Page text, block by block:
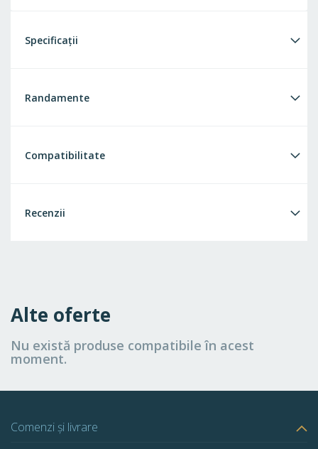
Specificații
Randamente
Compatibilitate
Recenzii
Alte oferte
Nu există produse compatibile în acest
moment.
Comenzi și livrare